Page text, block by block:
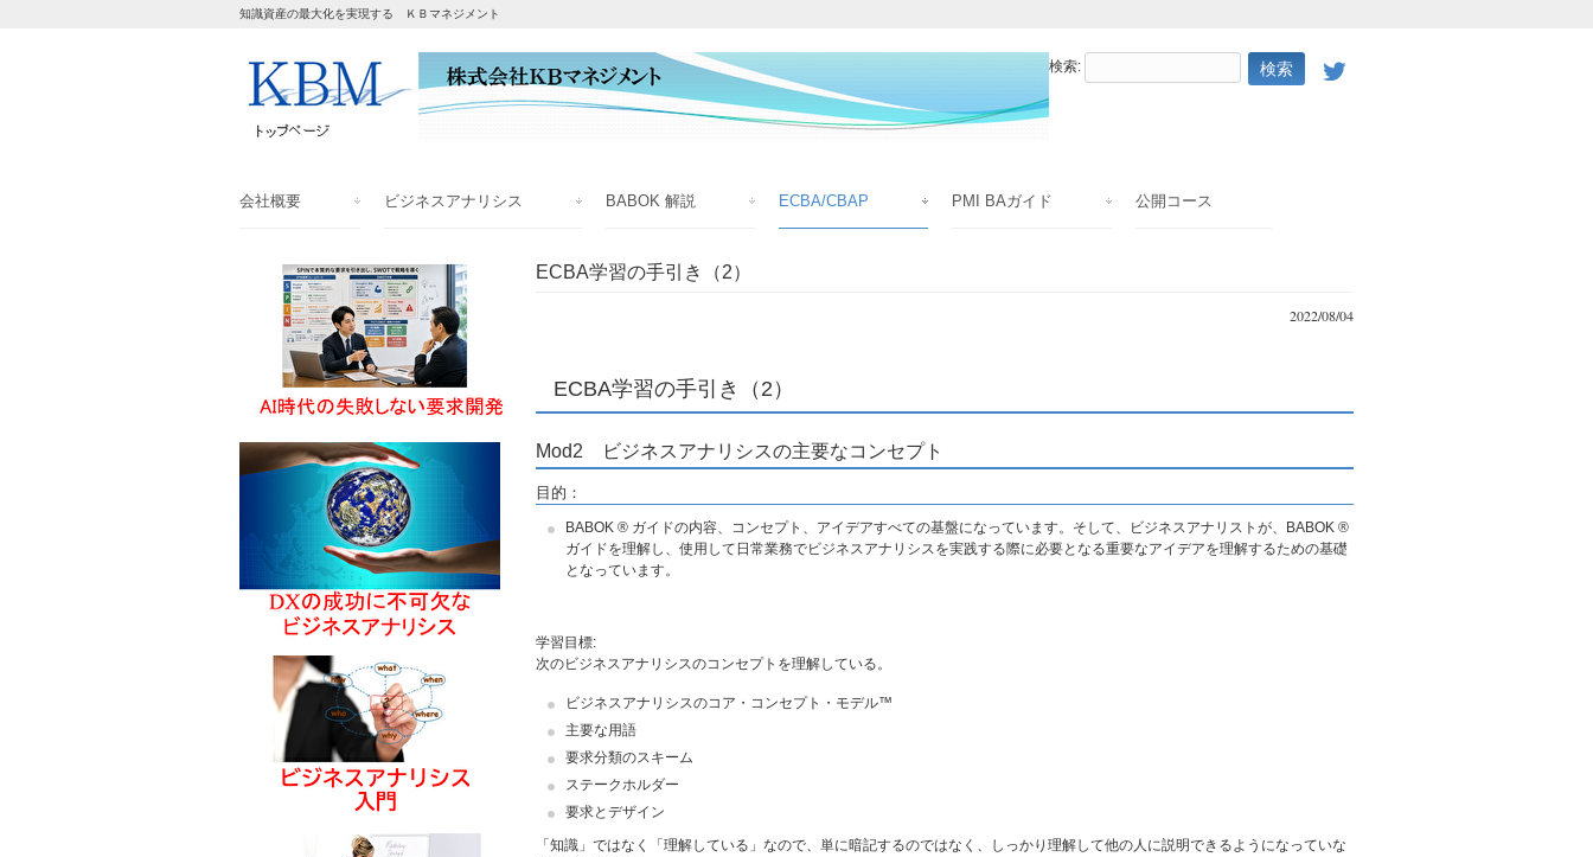
知識資産の最大化を実現する ＫＢマネジメント
検索:
会社概要 ビジネスアナリシス BABOK 解説 ECBA/CBAP PMI BAガイド 公開コース
ECBA学習の手引き（2）
2022/08/04
ECBA学習の手引き（2）
Mod2 ビジネスアナリシスの主要なコンセプト
目的：
BABOK ® ガイドの内容、コンセプト、アイデアすべての基盤になっています。そして、ビジネスアナリストが、BABOK ®
ガイドを理解し、使用して日常業務でビジネスアナリシスを実践する際に必要となる重要なアイデアを理解するための基礎
となっています。
学習目標:
次のビジネスアナリシスのコンセプトを理解している。
ビジネスアナリシスのコア・コンセプト・モデル™
主要な用語
要求分類のスキーム
ステークホルダー
要求とデザイン
「知識」ではなく「理解している」なので、単に暗記するのではなく、しっかり理解して他の人に説明できるようになっていな